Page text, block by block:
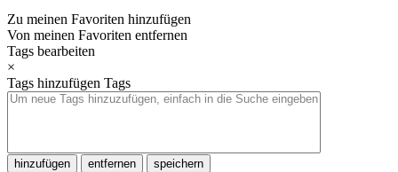
Zu meinen Favoriten hinzufügen
Von meinen Favoriten entfernen
Tags bearbeiten
×
Tags hinzufügen Tags
hinzufügen entfernen speichern